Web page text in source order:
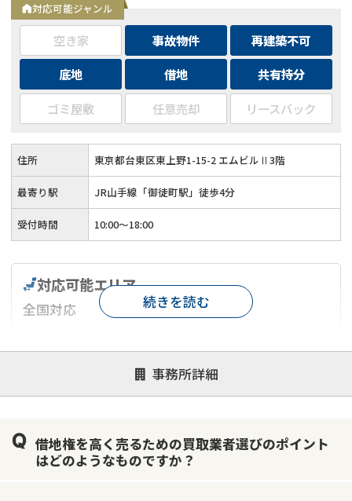
対応可能ジャンル
空き家 事故物件
再建築不可
底地
借地
共有持分
ゴミ屋敷
任意売却 リースバック
住所 東京都台東区東上野1-15-2 エムビルⅡ3階
最寄り駅 JR山手線「御徒町駅」徒歩4分
受付時間 10:00〜18:00
事務所詳細
対応可能エリア
全国対応
対応が親身 オンライン面談可能
レスポンスが早い
1億円以上の買取可
続きを読む
借地権を高く売るための買取業者選びのポイント
はどのようなものですか？